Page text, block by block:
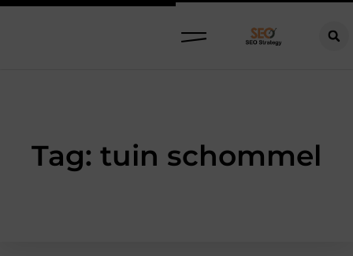
Tag: tuin schommel